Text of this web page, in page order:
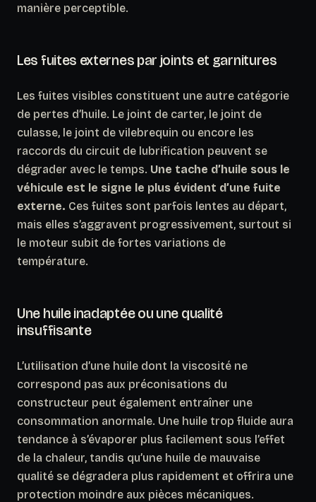
manière perceptible.
Les fuites externes par joints et garnitures
Les fuites visibles constituent une autre catégorie
de pertes d’huile. Le joint de carter, le joint de
culasse, le joint de vilebrequin ou encore les
raccords du circuit de lubrification peuvent se
dégrader avec le temps. Une tache d’huile sous le
véhicule est le signe le plus évident d’une fuite
externe. Ces fuites sont parfois lentes au départ,
mais elles s’aggravent progressivement, surtout si
le moteur subit de fortes variations de
température.
Une huile inadaptée ou une qualité
insuffisante
L’utilisation d’une huile dont la viscosité ne
correspond pas aux préconisations du
constructeur peut également entraîner une
consommation anormale. Une huile trop fluide aura
tendance à s’évaporer plus facilement sous l’effet
de la chaleur, tandis qu’une huile de mauvaise
qualité se dégradera plus rapidement et offrira une
protection moindre aux pièces mécaniques.